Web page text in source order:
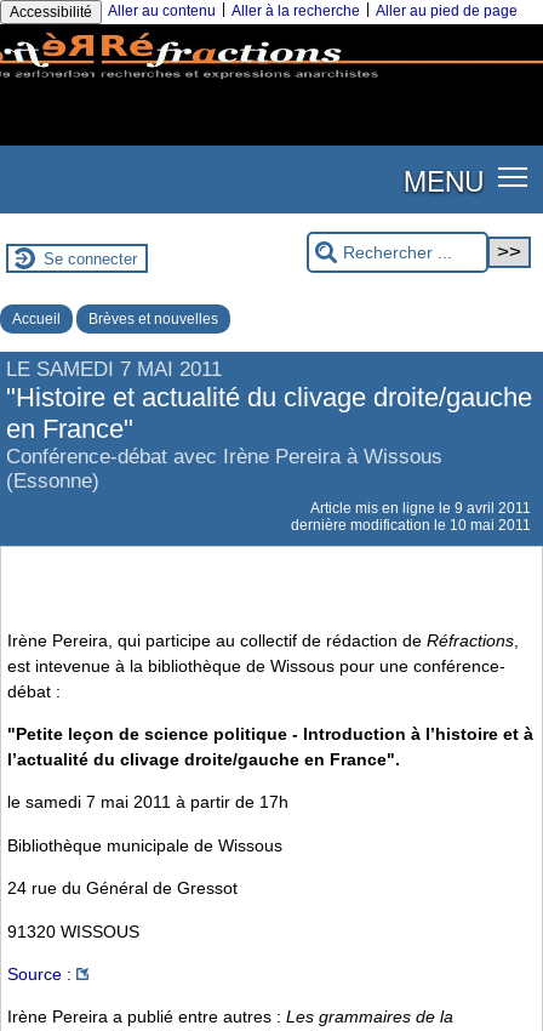
Accessibilité Aller au contenu Aller à la recherche Aller au pied de page
MENU
Se connecter
Accueil Brèves et nouvelles
LE SAMEDI 7 MAI 2011
"Histoire et actualité du clivage droite/gauche
en France"
Conférence-débat avec Irène Pereira à Wissous
(Essonne)
Article mis en ligne le 9 avril 2011
dernière modification le 10 mai 2011
Irène Pereira, qui participe au collectif de rédaction de Réfractions
est intevenue à la bibliothèque de Wissous pour une conférence-
débat :
"Petite leçon de science politique - Introduction à l’histoire et à
l’actualité du clivage droite/gauche en France".
le samedi 7 mai 2011 à partir de 17h
Bibliothèque municipale de Wissous
24 rue du Général de Gressot
91320 WISSOUS
Source :
Irène Pereira a publié entre autres : Les grammaires de la